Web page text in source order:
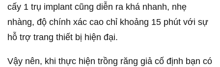
cấy 1 trụ implant cũng diễn ra khá nhanh, nhẹ
nhàng, độ chính xác cao chỉ khoảng 15 phút với sự
hỗ trợ trang thiết bị hiện đại.
Vậy nên, khi thực hiện trồng răng giả cố định bạn có